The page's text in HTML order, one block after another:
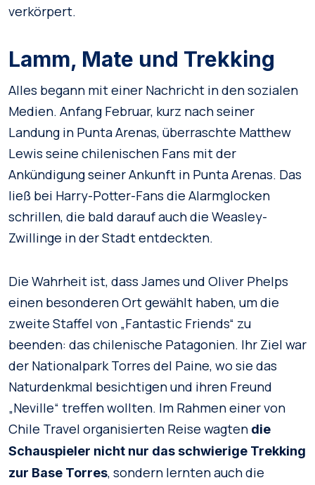
verkörpert.
Lamm, Mate und Trekking
Alles begann mit einer Nachricht in den sozialen
Medien. Anfang Februar, kurz nach seiner
Landung in Punta Arenas, überraschte Matthew
Lewis seine chilenischen Fans mit der
Ankündigung seiner Ankunft in Punta Arenas. Das
ließ bei Harry-Potter-Fans die Alarmglocken
schrillen, die bald darauf auch die Weasley-
Zwillinge in der Stadt entdeckten.
Die Wahrheit ist, dass James und Oliver Phelps
einen besonderen Ort gewählt haben, um die
zweite Staffel von „Fantastic Friends“ zu
beenden: das chilenische Patagonien. Ihr Ziel war
der Nationalpark Torres del Paine, wo sie das
Naturdenkmal besichtigen und ihren Freund
„Neville“ treffen wollten. Im Rahmen einer von
Chile Travel organisierten Reise wagten die
Schauspieler nicht nur das schwierige Trekking
zur Base Torres, sondern lernten auch die